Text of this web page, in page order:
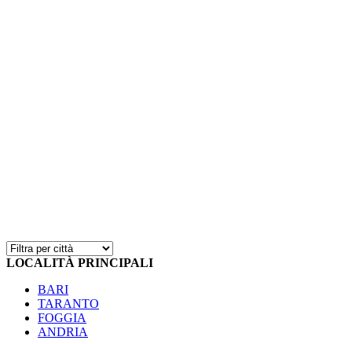
LOCALITÀ PRINCIPALI
BARI
TARANTO
FOGGIA
ANDRIA